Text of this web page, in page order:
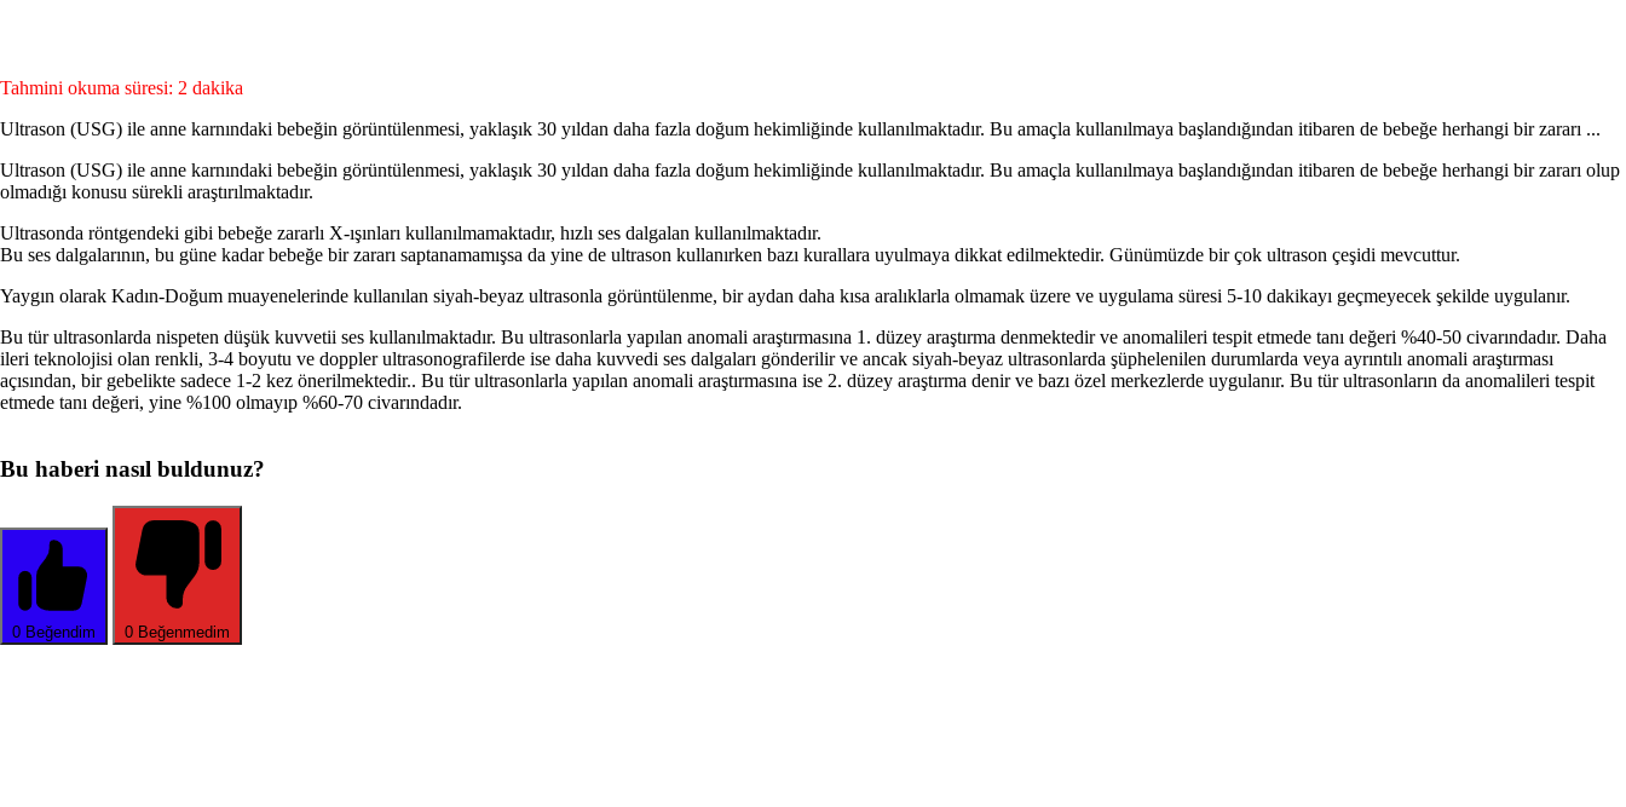
Tahmini okuma süresi: 2 dakika
Ultrason (USG) ile anne karnındaki be­beğin görüntülenmesi, yaklaşık 30 yıldan daha fazla doğum hekimliğinde kullanıl­maktadır. Bu amaçla kullanılmaya başlan­dığından itibaren de bebeğe herhangi bir zararı ...
Ultrason (USG) ile anne karnındaki be­beğin görüntülenmesi, yaklaşık 30 yıldan daha fazla doğum hekimliğinde kullanıl­maktadır. Bu amaçla kullanılmaya başlan­dığından itibaren de bebeğe herhangi bir zararı olup
olmadığı konusu sürekli araş­tırılmaktadır.
Ultrasonda röntgendeki gibi bebeğe zararlı X-ışınları kullanılmamaktadır, hızlı ses dalgalan kullanılmaktadır.
Bu ses dalgalarının, bu güne kadar bebe­ğe bir zararı saptanamamışsa da yine de ultrason kullanırken bazı kurallara uyul­maya dikkat edilmektedir. Günümüzde bir çok ultrason çeşidi mevcuttur.
Yaygın olarak Kadın-Doğum mu­ayenelerinde kullanı­lan siyah-beyaz ultrasonla görüntülenme, bir aydan daha kısa aralıklarla olma­mak üzere ve uygulama süresi 5-10 daki­kayı geçmeyecek şekilde uygulanır.
Bu tür ultrasonlarda nispeten düşük kuvvetii ses kullanılmaktadır. Bu ultrasonlarla yapılan anomali araştırmasına 1. düzey araştırma denmektedir ve anomalileri tespit etmede tanı değeri %40-50 civarın­dadır. Daha
ileri teknolojisi olan renkli, 3-4 boyutu ve doppler ultrasonografilerde ise daha kuvvedi ses dalgaları gönderilir ve ancak siyah-beyaz ultrasonlarda şüphelenilen durumlarda veya ayrıntılı ano­mali araştırması
açısından, bir gebelikte sadece 1-2 kez önerilmektedir.. Bu tür ultrasonlarla yapılan anomali araştırması­na ise 2. düzey araştırma denir ve bazı özel merkezlerde uygulanır. Bu tür ultrasonların da anomalileri tespit
etmede tanı değeri, yine %100 olmayıp %60-70 civa­rındadır.
Bu haberi nasıl buldunuz?
0 Beğendim 0 Beğenmedim